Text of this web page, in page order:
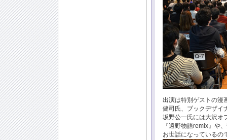
出演は特別ゲストの漫
健司氏、ブックデザイ
坂野公一氏には大沢オ
『遠野物語remix』や
お世話になっているの